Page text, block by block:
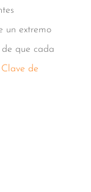
un extremo
que cada
Clave de